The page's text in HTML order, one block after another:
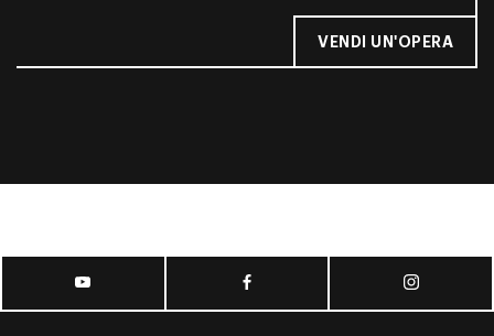
VENDI UN'OPERA